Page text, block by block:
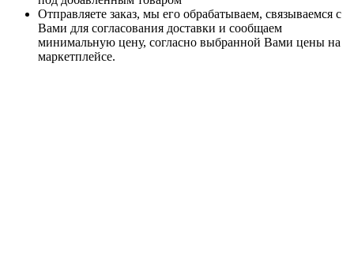
Отправляете заказ, мы его обрабатываем, связываемся с
Вами для согласования доставки и сообщаем
минимальную цену, согласно выбранной Вами цены на
маркетплейсе.